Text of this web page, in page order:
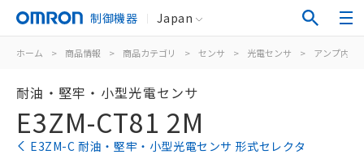
制御機器 Japan
ホーム > 商品情報 > 商品カテゴリ > センサ > 光電センサ > アンプ内蔵
耐油・堅牢・小型光電センサ
E3ZM-CT81 2M
E3ZM-C 耐油・堅牢・小型光電センサ 形式セレクタ